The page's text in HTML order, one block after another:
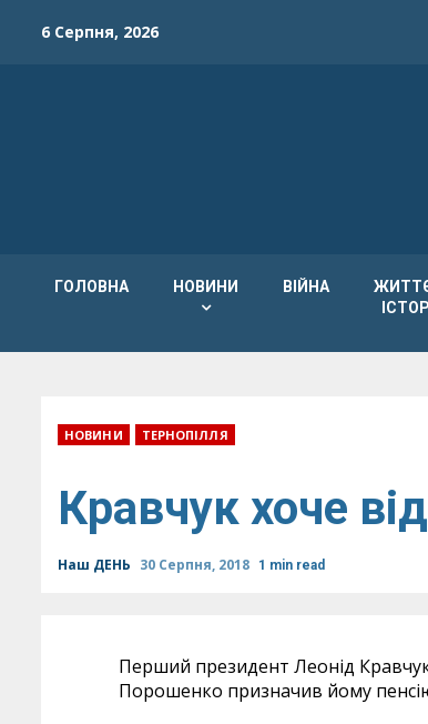
6 Серпня, 2026
ГОЛОВНА НОВИНИ ВІЙНА
НОВИНИ ТЕРНОПІЛЛЯ
Кравчук хоче
Наш ДЕНЬ 30 Серпня, 2018 1 min read
Перший президент Леонід
Порошенко призначив йому